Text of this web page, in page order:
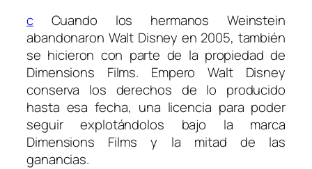
cCuando los hermanos Weinstein
abandonaron Walt Disney en 2005, también
se hicieron con parte de la propiedad de
Dimensions Films. Empero Walt Disney
conserva los derechos de lo producido
hasta esa fecha, una licencia para poder
seguir explotándolos bajo la marca
Dimensions Films y la mitad de las
ganancias.